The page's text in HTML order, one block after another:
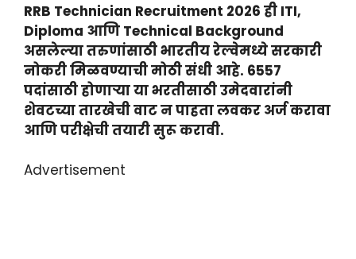
RRB Technician Recruitment 2026 ही ITI,
Diploma आणि Technical Background
असलेल्या तरुणांसाठी भारतीय रेल्वेमध्ये सरकारी
नोकरी मिळवण्याची मोठी संधी आहे. 6557
पदांसाठी होणाऱ्या या भरतीसाठी उमेदवारांनी
शेवटच्या तारखेची वाट न पाहता लवकर अर्ज करावा
आणि परीक्षेची तयारी सुरू करावी.
Advertisement